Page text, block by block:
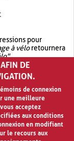
pour
à véloretournera
.
OR.garage OR vélo
à vélo
DE
de connexion
une meilleure
acceptez
aux conditions
en modifiant
le recours aux